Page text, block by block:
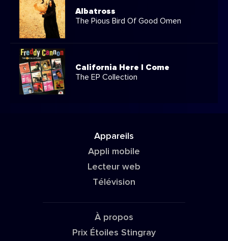
Albatross
The Pious Bird Of Good Omen
California Here I Come
The EP Collection
Appareils
Appli mobile
Lecteur web
Télévision
À propos
Prix Étoiles Stingray